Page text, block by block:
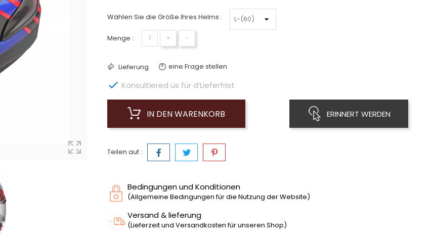
Wählen Sie die Größe Ihres Helms :
Menge : + −
Lieferung eine Frage stellen
 Konsultiered üs für d’Lieferfrist
IN DEN WARENKORB ERINNERT WERDEN
Teilen auf :
Bedingungen und Konditionen
(Allgemeine Bedingungen für die Nutzung der Website)
Versand & lieferung
(Lieferzeit und Versandkosten für unseren Shop)